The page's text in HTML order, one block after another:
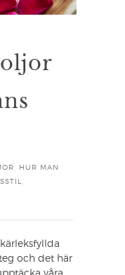
HUR MAN
och det här